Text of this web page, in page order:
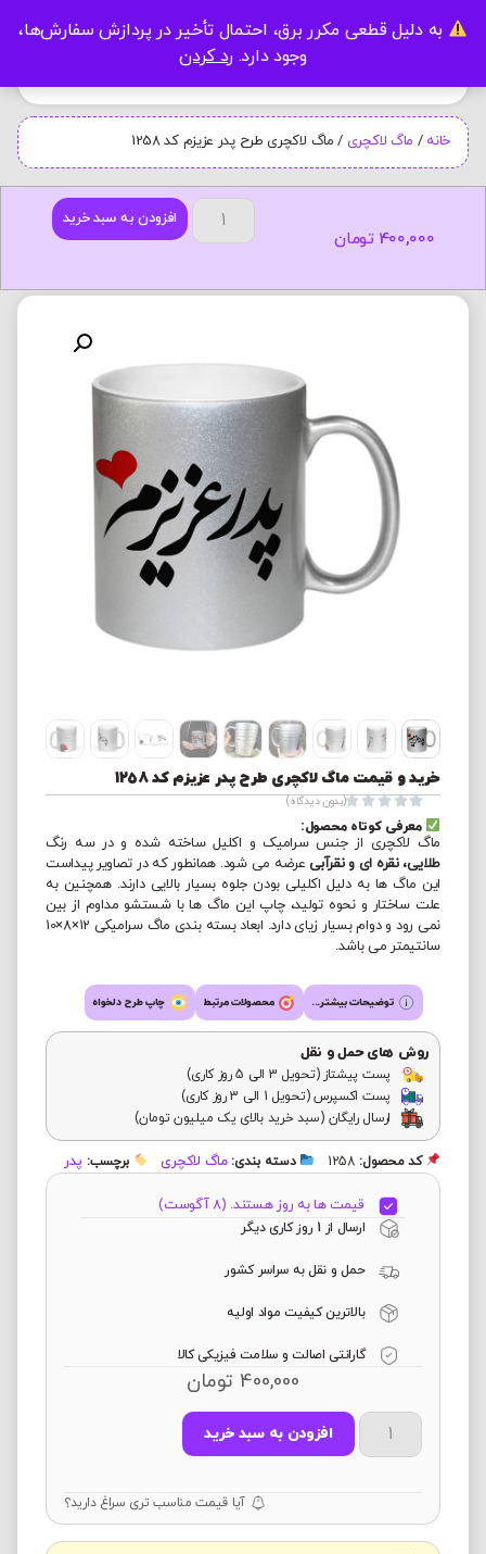
به دلیل قطعی مکرر برق، احتمال تأخیر در پردازش سفارش‌ها،
وجود دارد. رد کردن
خانه / ماگ لاکچری / ماگ لاکچری طرح پدر عزیزم کد 1258
افزودن به سبد خرید
400,000 تومان
خرید و قیمت ماگ لاکچری طرح پدر عزیزم کد 1258




(بدون دیدگاه)
معرفی کوتاه محصول:
ماگ لاکچری از جنس سرامیک و اکلیل ساخته شده و در سه رنگ
طلایی، نقره ای و نقرآبیعرضه می شود. همانطور که در تصاویر پیداست
این ماگ ها به دلیل اکلیلی بودن جلوه بسیار بالایی دارند. همچنین به
علت ساختار و نحوه تولید، چاپ این ماگ ها با شستشو مداوم از بین
نمی رود و دوام بسیار زیای دارد. ابعاد بسته بندی ماگ سرامیکی 12×8×10
سانتیمتر می باشد.
توضیحات بیشتر... محصولات مرتبط چاپ طرح دلخواه
روش های حمل و نقل
پست پیشتاز (تحویل 3 الی 5 روز کاری)
پست اکسپرس (تحویل 1 الی 3 روز کاری)
ارسال رایگان (سبد خرید بالای یک میلیون تومان)
کد محصول: 1258 دسته بندی: ماگ لاکچری برچسب: پدر
قیمت ها به روز هستند. (8 آگوست)
ارسال از 1 روز کاری دیگر
حمل و نقل به سراسر کشور
بالاترین کیفیت مواد اولیه
گارانتی اصالت و سلامت فیزیکی کالا
400,000 تومان
افزودن به سبد خرید
آیا قیمت مناسب تری سراغ دارید؟